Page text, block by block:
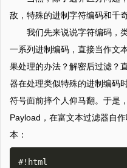
敌，特殊的进制字符编码和千
我们先来说说字符编码，
一系列进制编码，直接当作文
果处理的办法？解密后过滤？
器在处理类似特殊的进制编码
符号面前摔个人仰马翻。于是
Payload，在富文本过滤器自
本：
#!html